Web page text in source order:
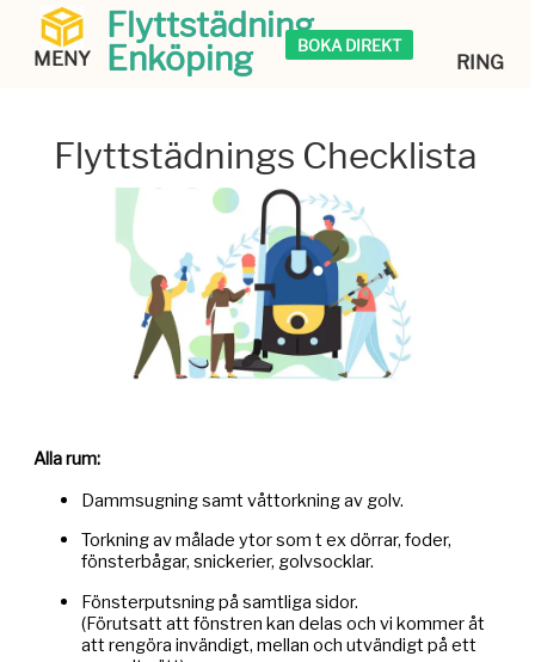
MENY
Flyttstädning
Enköping
BOKA DIREKT
RING
Flyttstädnings Checklista